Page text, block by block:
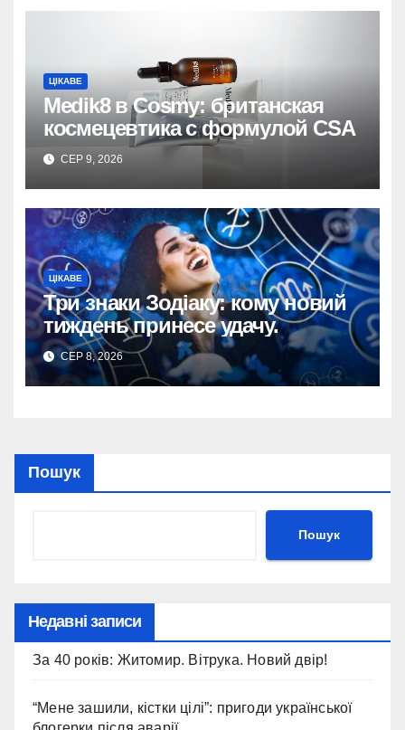
ЦІКАВЕ
Medik8 в Cosmy: британская
космецевтика с формулой CSA
СЕР 9, 2026
ЦІКАВЕ
Три знаки Зодіаку: кому новий
тиждень принесе удачу.
СЕР 8, 2026
Пошук
Пошук
Недавні записи
За 40 років: Житомир. Вітрука. Новий двір!
“Мене зашили, кістки цілі”: пригоди української